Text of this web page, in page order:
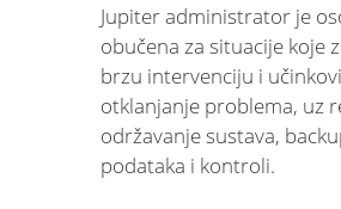
Jupiter administrator je
obučena za situacije koje
brzu intervenciju i
otklanjanje problema, uz
održavanje sustava,
podataka i kontroli.